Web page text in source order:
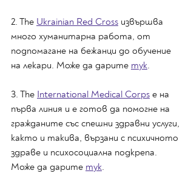
2. The Ukrainian Red Cross извършва
много хуманитарна работа, от
подпомагане на бежанци до обучение
на лекари. Може да дарите тук.
3. The International Medical Corps е на
първа линия и е готов да помогне на
гражданите със спешни здравни услуги,
както и такива, вързани с психичното
здраве и психосоциална подкрепа.
Може да дарите тук.